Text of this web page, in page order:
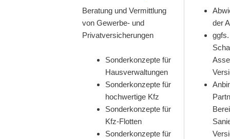
Beratung und Vermittlung
von Gewerbe- und
Privatversicherungen
Sonderkonzepte für
Hausverwaltungen
Sonderkonzepte für
hochwertige Kfz
Sonderkonzepte für
Kfz-Flotten
Sonderkonzepte für
der
ggfs.